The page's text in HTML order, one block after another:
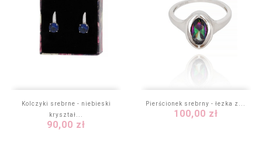
Kolczyki srebrne - niebieski
kryształ...
Cena
90,00 zł
Pierścionek srebrny - łezka z...
Cena
100,00 zł